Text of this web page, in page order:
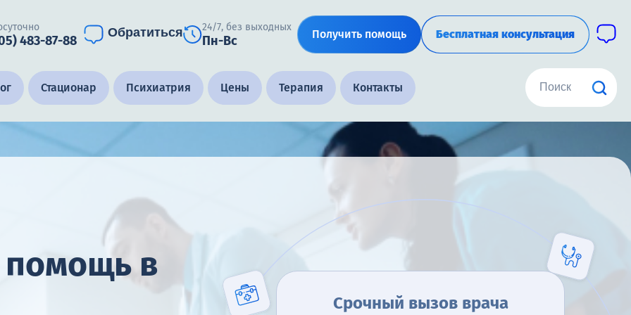
483-87-88
Обратиться 24/7, без выходных
Пн-Вс Получить помощь Бесплатная консультация
Стационар Психиатрия Цены Терапия Контакты
помощь в
Срочный вызов врача